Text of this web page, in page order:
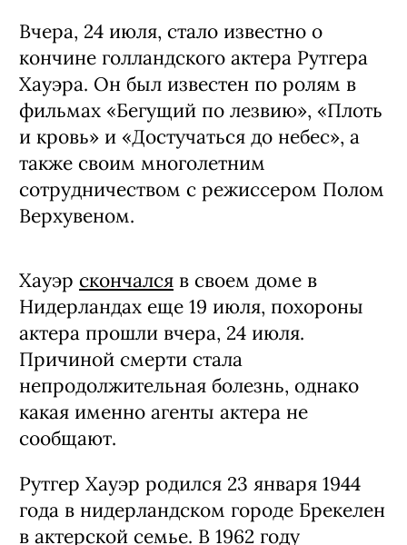
Вчера, 24 июля, стало известно о
кончине голландского актера Рутгера
Хауэра. Он был известен по ролям в
фильмах «Бегущий по лезвию», «Плоть
и кровь» и «Достучаться до небес», а
также своим многолетним
сотрудничеством с режиссером Полом
Верхувеном.
Хауэр скончался в своем доме в
Нидерландах еще 19 июля, похороны
актера прошли вчера, 24 июля.
Причиной смерти стала
непродолжительная болезнь, однако
какая именно агенты актера не
сообщают.
Рутгер Хауэр родился 23 января 1944
года в нидерландском городе Брекелен
в актерской семье. В 1962 году